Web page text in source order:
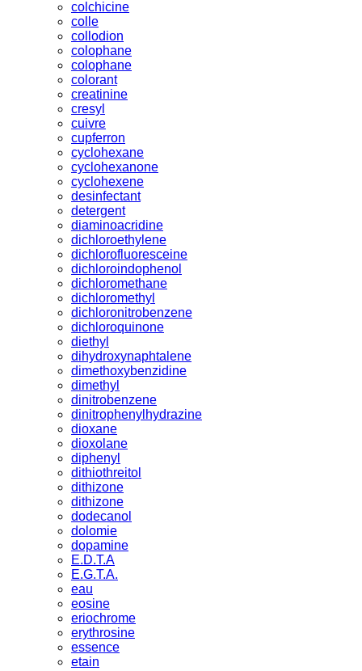
colchicine
colle
collodion
colophane
colophane
colorant
creatinine
cresyl
cuivre
cupferron
cyclohexane
cyclohexanone
cyclohexene
desinfectant
detergent
diaminoacridine
dichloroethylene
dichlorofluoresceine
dichloroindophenol
dichloromethane
dichloromethyl
dichloronitrobenzene
dichloroquinone
diethyl
dihydroxynaphtalene
dimethoxybenzidine
dimethyl
dinitrobenzene
dinitrophenylhydrazine
dioxane
dioxolane
diphenyl
dithiothreitol
dithizone
dithizone
dodecanol
dolomie
dopamine
E.D.T.A
E.G.T.A.
eau
eosine
eriochrome
erythrosine
essence
etain